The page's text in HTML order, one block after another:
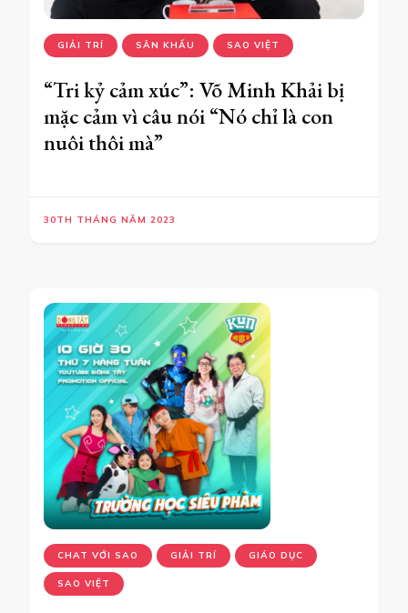
GIẢI TRÍ SÂN KHẤU SAO VIỆT
“Tri kỷ cảm xúc”: Võ Minh Khải bị
mặc cảm vì câu nói “Nó chỉ là con
nuôi thôi mà”
30TH THÁNG NĂM 2023
CHAT VỚI SAO GIẢI TRÍ GIÁO DỤC
SAO VIỆT